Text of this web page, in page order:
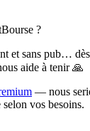
?
et sans pub…
aide à tenir 🙏
— nous
vos besoins.